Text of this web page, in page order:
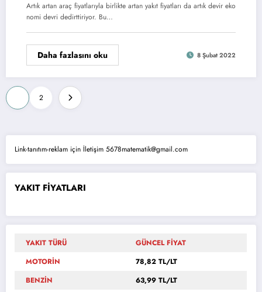
Artık artan araç fiyatlarıyla birlikte artan yakıt fiyatları da artık devir eko
nomi devri dedirttiriyor. Bu…
Daha fazlasını oku 8 Şubat 2022
Yazı
sayfalaması
2
Link-tanıtım-reklam için İletişim 5678matematik@gmail.com
YAKIT FİYATLARI
YAKIT TÜRÜ
GÜNCEL FİYAT
MOTORİN
78,82 TL/LT
BENZİN
63,99 TL/LT